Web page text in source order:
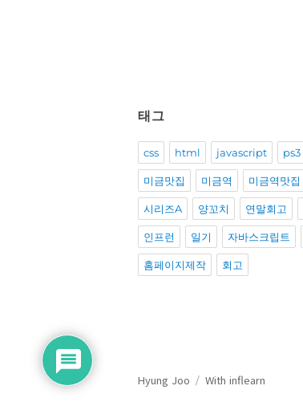
태그
css html javascript ps3
미금맛집 미금역 미금역맛집
시리즈A 양꼬치 연말회고
인프런 일기 자바스크립트
홈페이지제작 회고
Hyung Joo With inflearn